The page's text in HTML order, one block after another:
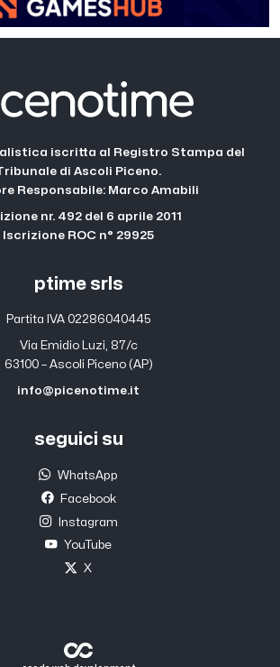
iscritta al Registro Stampa del
di Ascoli Piceno.
Responsabile: Marco Amabili
nr. 492 del 6 aprile 2011
Iscrizione ROC n° 29925
ptime srls
Partita IVA 02286040445
Via Emidio Luzi, 87/c
63100 – Ascoli Piceno (AP)
info@picenotime.it
seguici su
WhatsApp
Facebook
Instagram
YouTube
X